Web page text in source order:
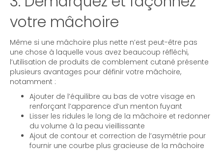
votre mâchoire
Même si une mâchoire plus nette n’est peut-être pas
une chose à laquelle vous avez beaucoup réfléchi,
l’utilisation de produits de comblement cutané présente
plusieurs avantages pour définir votre mâchoire,
notamment :
Ajouter de l’équilibre au bas de votre visage en
renforçant l’apparence d’un menton fuyant
Lisser les ridules le long de la mâchoire et redonner
du volume à la peau vieillissante
Ajout de contour et correction de l’asymétrie pour
fournir une courbe plus gracieuse de la mâchoire